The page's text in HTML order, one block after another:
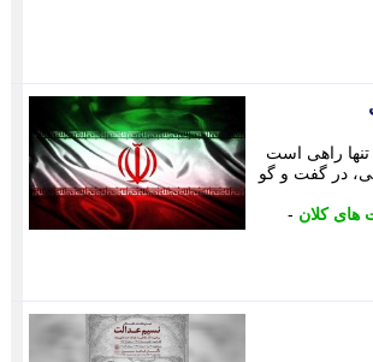
راهی است
در گفت و گو
های کلان -